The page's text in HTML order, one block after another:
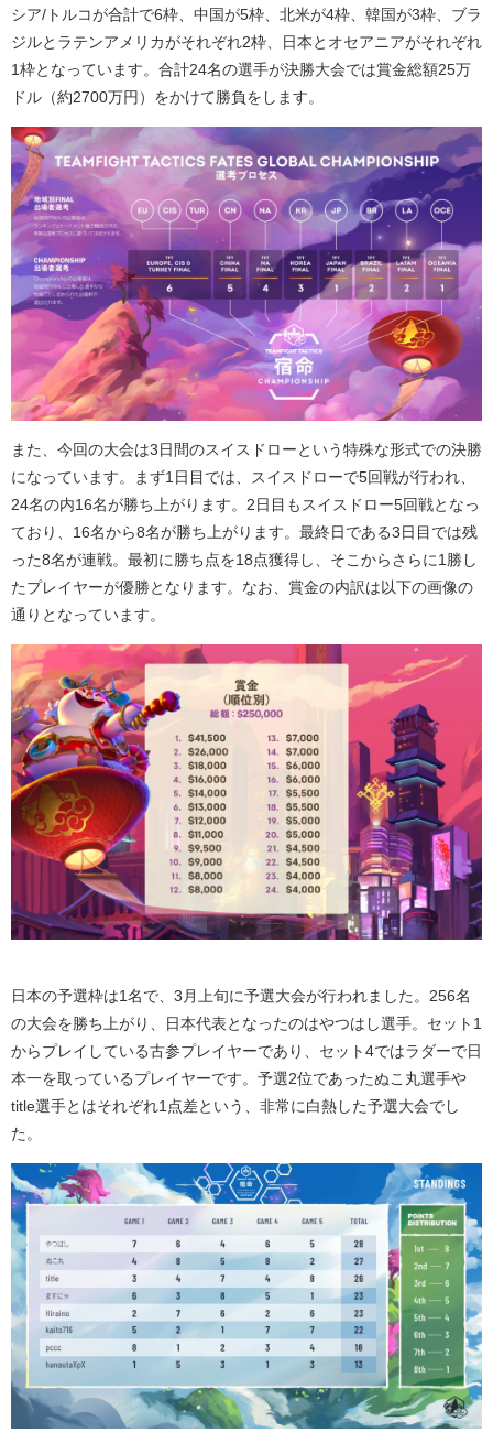
シア/ トルコが合計で6枠、中国が5枠、北米が4枠、韓国が3枠、ブラ
ジルとラテンアメリカがそれぞれ2枠、日本とオセアニアがそれぞれ
1 枠となっています。合計24名の選手が決勝大会では賞金総額25万
ドル（約2700万円）をかけて勝負をします。
また、今回の大会は3 日間のスイスドローという特殊な形式での決勝
になっています。まず1 日目では、スイスドローで5 回戦が行われ、
24名の内16名が勝ち上がります。 2 日目もスイスドロー5 回戦となっ
ており、 16名から8名が勝ち上がります。最終日である3 日目では残
った8名が連戦。最初に勝ち点を18 点獲得し、そこからさらに 1 勝し
たプレイヤーが優勝となります。なお、賞金の内訳は以下の画像の
通りとなっています。
日本の予選枠は1 名で、 3 月上旬に予選大会が行われました。 256名
の大会を勝ち上がり、日本代表となったのはやつはし選手。セット 1
からプレイしている古参プレイヤーであり、セット 4ではラダーで日
本一を取っているプレイヤーです。予選2位であったぬこ丸選手や
title選手とはそれぞれ1 点差という、非常に白熱した予選大会でし
た。